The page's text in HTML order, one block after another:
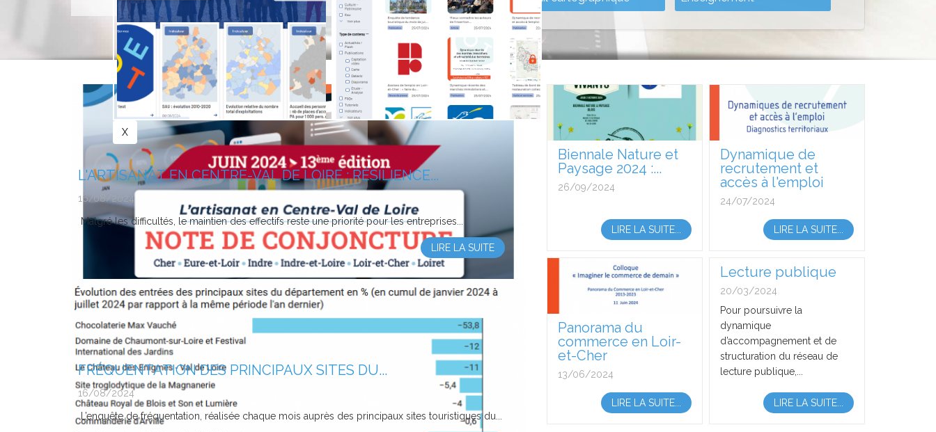
Un été en demi-teinte Depuis mai 2020, le Comité Régional du Tourisme Centre-Val de Loire,
LIRE LA SUITE
L'ARTISANAT EN CENTRE-VAL DE LOIRE : RÉSILIENCE...
16/08/2024
Malgré les difficultés, le maintien des effectifs reste une priorité pour les entreprises...
LIRE LA SUITE
FRÉQUENTATION DES PRINCIPAUX SITES DU...
16/08/2024
L’enquête de fréquentation, réalisée chaque mois auprès des principaux sites touristiques du...
Biennale Nature et
Paysage 2024 :...
26/09/2024
LIRE LA SUITE...
Dynamique de
recrutement et
accès à l'emploi
24/07/2024
LIRE LA SUITE...
Panorama du
commerce en Loir-
et-Cher
13/06/2024
LIRE LA SUITE...
Lecture publique
20/03/2024
Pour poursuivre la
dynamique
d’accompagnement et de
structuration du réseau de
lecture publique,...
LIRE LA SUITE...